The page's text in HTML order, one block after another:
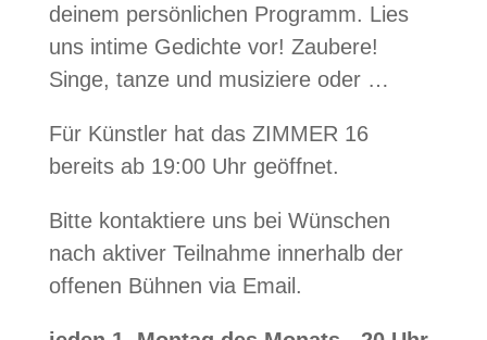
deinem persönlichen Programm. Lies
uns intime Gedichte vor! Zaubere!
Singe, tanze und musiziere oder …
Für Künstler hat das ZIMMER 16
bereits ab 19:00 Uhr geöffnet.
Bitte kontaktiere uns bei Wünschen
nach aktiver Teilnahme innerhalb der
offenen Bühnen via Email.